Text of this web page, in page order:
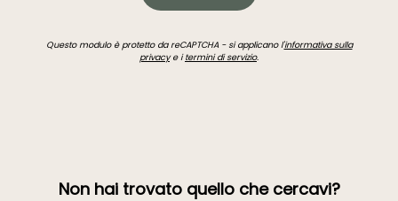
Questo modulo è protetto da reCAPTCHA - si applicano l'informativa sulla
privacye itermini di servizio.
Non hai trovato quello che cercavi?